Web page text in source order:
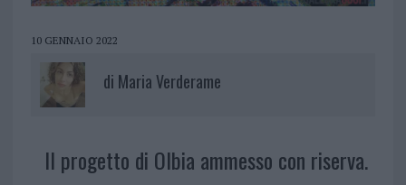
10 GENNAIO 2022
di Maria Verderame
Il progetto di Olbia ammesso con riserva.